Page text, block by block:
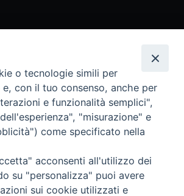
Digitale
Cartaceo
Copia Digitale
o tecnologie simili per
con il tuo consenso, anche per
e funzionalità semplici",
"misurazione" e
come specificato nella
acconsenti all'utilizzo dei
su "personalizza" puoi avere
sui cookie utilizzati e